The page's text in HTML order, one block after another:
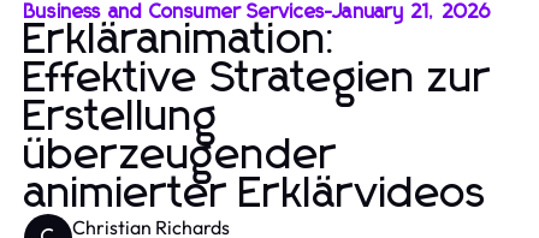
Business and Consumer Services-January 21, 2026
Erkläranimation:
Effektive Strategien zur
Erstellung
überzeugender
animierter Erklärvideos
Christian Richards